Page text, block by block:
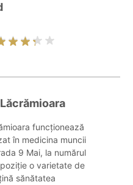
funcționează
în medicina muncii
9 Mai, la numărul
o varietate de
sănătatea